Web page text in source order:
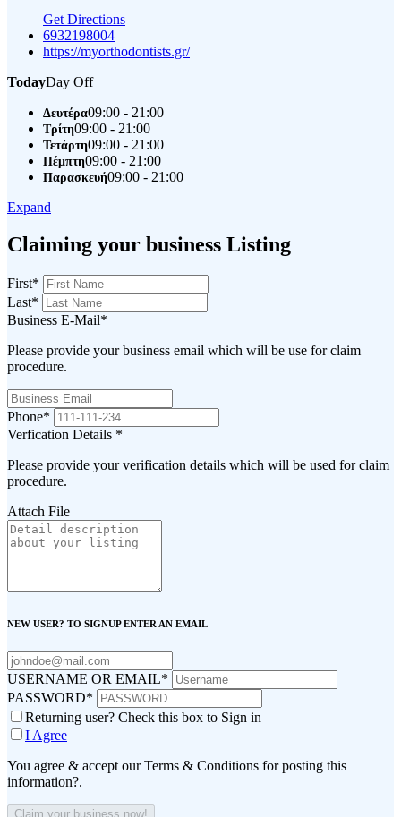
Get Directions
6932198004
https://myorthodontists.gr/
TodayDay Off
Δευτέρα09:00 - 21:00
Τρίτη09:00 - 21:00
Τετάρτη09:00 - 21:00
Πέμπτη09:00 - 21:00
Παρασκευή09:00 - 21:00
Expand
Claiming your business Listing
First*
Last*
Business E-Mail*
Please provide your business email which will be use for claim
procedure.
Phone*
Verfication Details *
Please provide your verification details which will be used for claim
procedure.
Attach File
NEW USER? TO SIGNUP ENTER AN EMAIL
USERNAME OR EMAIL*
PASSWORD*
Returning user? Check this box to Sign in
I Agree
You agree & accept our Terms & Conditions for posting this
information?.